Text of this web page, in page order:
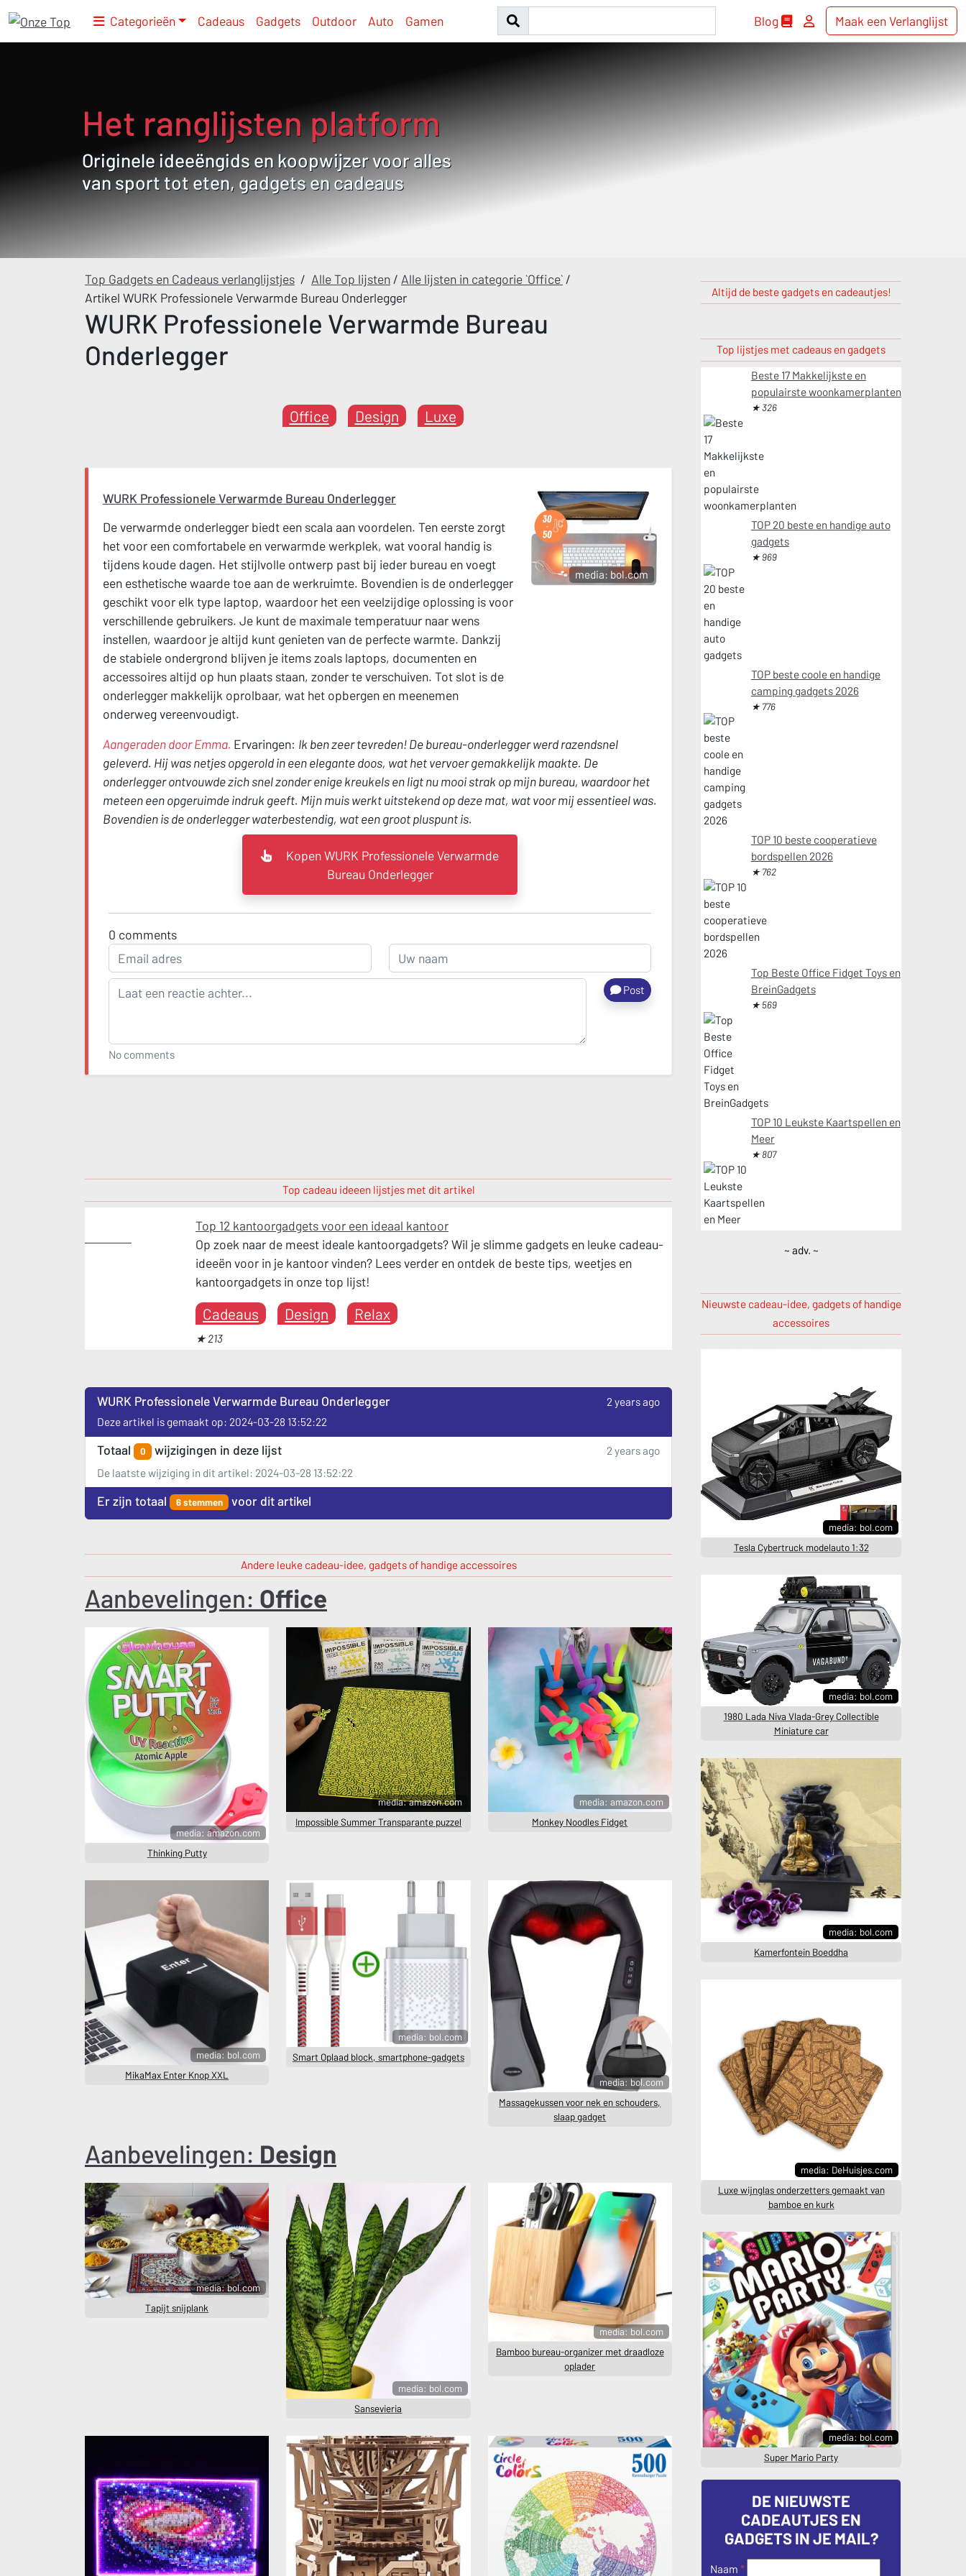
Categorieën Cadeaus Gadgets Outdoor Auto Gamen Blog Maak een Verlanglijst
Het ranglijsten platform
Originele ideeëngids en koopwijzer voor alles
van sport tot eten, gadgets en cadeaus
Top Gadgets en Cadeaus verlanglijstjes / Alle Top lijsten / Alle lijsten in categorie `Office` /
Artikel WURK Professionele Verwarmde Bureau Onderlegger
WURK Professionele Verwarmde Bureau
Onderlegger
Office Design Luxe
WURK Professionele Verwarmde Bureau Onderlegger
De verwarmde onderlegger biedt een scala aan voordelen. Ten eerste zorgt
het voor een comfortabele en verwarmde werkplek, wat vooral handig is
tijdens koude dagen. Het stijlvolle ontwerp past bij ieder bureau en voegt
een esthetische waarde toe aan de werkruimte. Bovendien is de onderlegger
geschikt voor elk type laptop, waardoor het een veelzijdige oplossing is voor
verschillende gebruikers. Je kunt de maximale temperatuur naar wens
instellen, waardoor je altijd kunt genieten van de perfecte warmte. Dankzij
de stabiele ondergrond blijven je items zoals laptops, documenten en
accessoires altijd op hun plaats staan, zonder te verschuiven. Tot slot is de
onderlegger makkelijk oprolbaar, wat het opbergen en meenemen
onderweg vereenvoudigt.
media: bol.com
Aangeraden door Emma. Ervaringen: Ik ben zeer tevreden! De bureau-onderlegger werd razendsnel
geleverd. Hij was netjes opgerold in een elegante doos, wat het vervoer gemakkelijk maakte. De
onderlegger ontvouwde zich snel zonder enige kreukels en ligt nu mooi strak op mijn bureau, waardoor het
meteen een opgeruimde indruk geeft. Mijn muis werkt uitstekend op deze mat, wat voor mij essentieel was.
Bovendien is de onderlegger waterbestendig, wat een groot pluspunt is.
Kopen WURK Professionele Verwarmde
Bureau Onderlegger
0 comments
Post
No comments
Top cadeau ideeen lijstjes met dit artikel
Top 12 kantoorgadgets voor een ideaal kantoor
Op zoek naar de meest ideale kantoorgadgets? Wil je slimme gadgets en leuke cadeau-
ideeën voor in je kantoor vinden? Lees verder en ontdek de beste tips, weetjes en
kantoorgadgets in onze top lijst!
Cadeaus Design Relax
★ 213
WURK Professionele Verwarmde Bureau Onderlegger
2 years ago
Deze artikel is gemaakt op: 2024-03-28 13:52:22
Totaal 0 wijzigingen in deze lijst
2 years ago
De laatste wijziging in dit artikel: 2024-03-28 13:52:22
Er zijn totaal 6 stemmen voor dit artikel
Andere leuke cadeau-idee, gadgets of handige accessoires
Aanbevelingen: Office
media: amazon.com
Thinking Putty
media: amazon.com
Impossible Summer Transparante puzzel
media: amazon.com
Monkey Noodles Fidget
media: bol.com
MikaMax Enter Knop XXL
media: bol.com
Smart Oplaad block, smartphone-gadgets
media: bol.com
Massagekussen voor nek en schouders,
slaap gadget
Aanbevelingen: Design
media: bol.com
Tapijt snijplank
media: bol.com
Sansevieria
media: bol.com
Bamboo bureau-organizer met draadloze
oplader
Altijd de beste gadgets en cadeautjes!
Top lijstjes met cadeaus en gadgets
Beste 17 Makkelijkste en
populairste woonkamerplanten
★ 326
TOP 20 beste en handige auto
gadgets
★ 969
TOP beste coole en handige
camping gadgets 2026
★ 776
TOP 10 beste cooperatieve
bordspellen 2026
★ 762
Top Beste Office Fidget Toys en
BreinGadgets
★ 569
TOP 10 Leukste Kaartspellen en
Meer
★ 807
~ adv. ~
Nieuwste cadeau-idee, gadgets of handige
accessoires
media: bol.com
Tesla Cybertruck modelauto 1:32
media: bol.com
1980 Lada Niva Vlada-Grey Collectible
Miniature car
media: bol.com
Kamerfontein Boeddha
media: DeHuisjes.com
Luxe wijnglas onderzetters gemaakt van
bamboe en kurk
media: bol.com
Super Mario Party
DE NIEUWSTE
CADEAUTJES EN
GADGETS IN JE MAIL?
Naam *